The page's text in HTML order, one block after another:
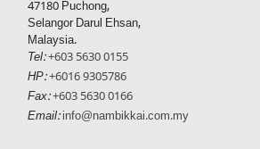
47180 Puchong,
Selangor Darul Ehsan,
Malaysia.
Tel:+603 5630 0155
HP:+6016 9305786
Fax: +603 5630 0166
Email: info@nambikkai.com.my